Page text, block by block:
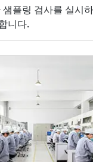
플링 검사를 실시
니다.